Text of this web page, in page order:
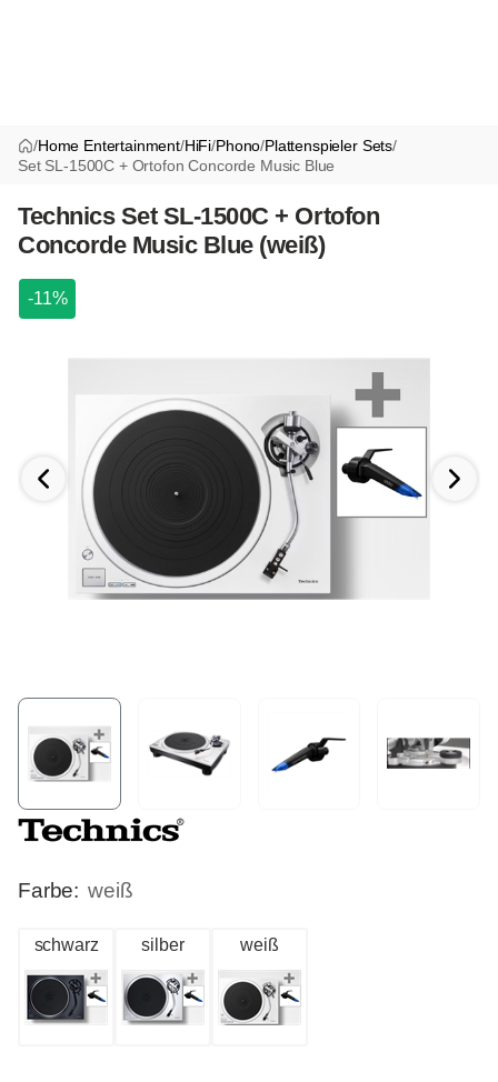
/Home Entertainment/HiFi/Phono/Plattenspieler Sets/
Set SL-1500C + Ortofon Concorde Music Blue
Technics Set SL-1500C + Ortofon
Concorde Music Blue (weiß)
-11%
Farbe: weiß
schwarz silber weiß